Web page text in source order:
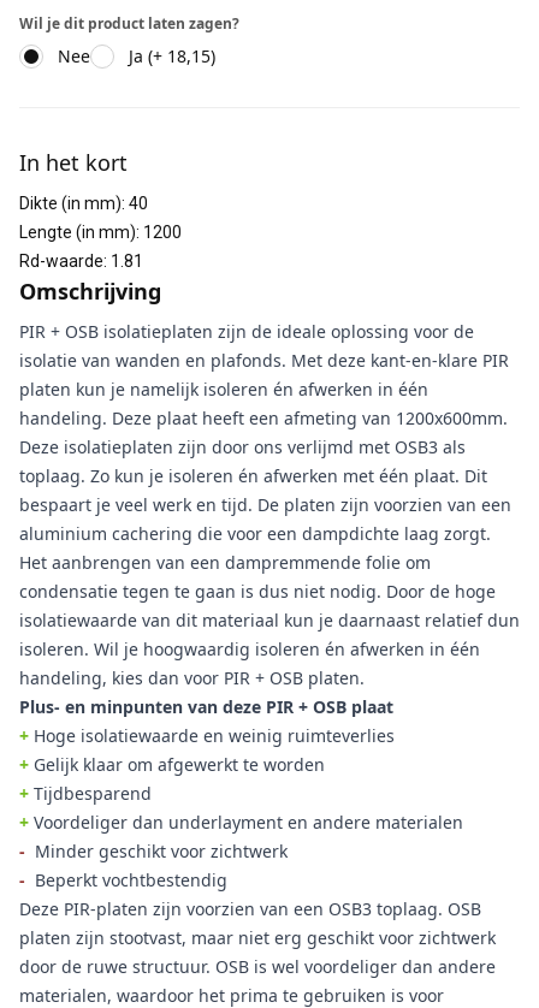
Wil je dit product laten zagen?
Nee Ja (+ 18,15)
In het kort
Dikte (in mm): 40
Lengte (in mm): 1200
Rd-waarde: 1.81
Omschrijving
PIR + OSB isolatieplaten zijn de ideale oplossing voor de
isolatie van wanden en plafonds. Met deze kant-en-klare PIR
platen kun je namelijk isoleren én afwerken in één
handeling. Deze plaat heeft een afmeting van 1200x600mm.
Deze isolatieplaten zijn door ons verlijmd met OSB3 als
toplaag. Zo kun je isoleren én afwerken met één plaat. Dit
bespaart je veel werk en tijd. De platen zijn voorzien van een
aluminium cachering die voor een dampdichte laag zorgt.
Het aanbrengen van een dampremmende folie om
condensatie tegen te gaan is dus niet nodig. Door de hoge
isolatiewaarde van dit materiaal kun je daarnaast relatief dun
isoleren. Wil je hoogwaardig isoleren én afwerken in één
handeling, kies dan voor PIR + OSB platen.
Plus- en minpunten van deze PIR + OSB plaat
+ Hoge isolatiewaarde en weinig ruimteverlies
+ Gelijk klaar om afgewerkt te worden
+ Tijdbesparend
+ Voordeliger dan underlayment en andere materialen
- Minder geschikt voor zichtwerk
- Beperkt vochtbestendig
Deze PIR-platen zijn voorzien van een OSB3 toplaag. OSB
platen zijn stootvast, maar niet erg geschikt voor zichtwerk
door de ruwe structuur. OSB is wel voordeliger dan andere
materialen, waardoor het prima te gebruiken is voor